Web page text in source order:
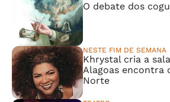
O debate dos
NESTE FIM DE SEMANA
Khrystal cria a
Alagoas encontra
Norte